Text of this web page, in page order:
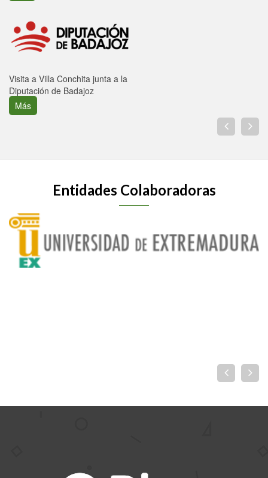
Visita a Villa Conchita junta a la
Diputación de Badajoz
Más
Entidades Colaboradoras